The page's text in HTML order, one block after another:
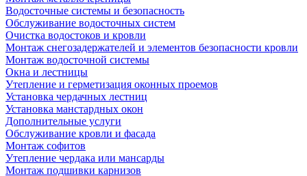
Водосточные системы и безопасность
Обслуживание водосточных систем
Очистка водостоков и кровли
Монтаж снегозадержателей и элементов безопасности кровли
Монтаж водосточной системы
Окна и лестницы
Утепление и герметизация оконных проемов
Установка чердачных лестниц
Установка манстардных окон
Дополнительные услуги
Обслуживание кровли и фасада
Монтаж софитов
Утепление чердака или мансарды
Монтаж подшивки карнизов